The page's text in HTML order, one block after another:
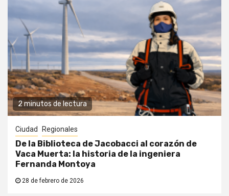
2 minutos de lectura
Ciudad Regionales
De la Biblioteca de Jacobacci al corazón de
Vaca Muerta: la historia de la ingeniera
Fernanda Montoya
28 de febrero de 2026